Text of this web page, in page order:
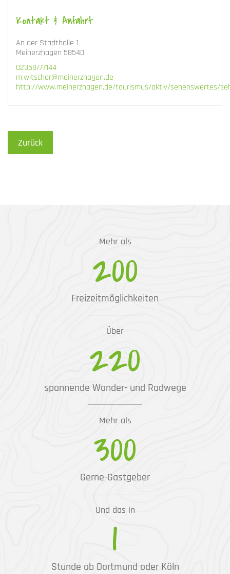
Kontakt & Anfahrt
An der Stadthalle 1
Meinerzhagen 58540
02358/77144
m.witscher@meinerzhagen.de
http://www.meinerzhagen.de/tourismus/aktiv/sehenswertes/
Zurück
Mehr als
200
Freizeitmöglichkeiten
Über
220
spannende Wander- und Radwege
Mehr als
300
Gerne-Gastgeber
Und das in
1
Stunde ab Dortmund oder Köln